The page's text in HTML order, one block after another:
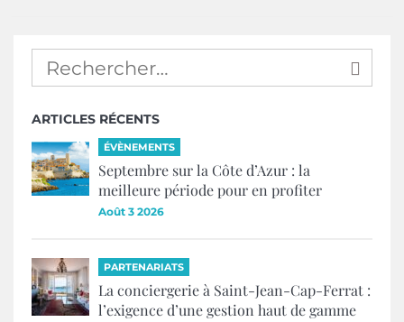
ARTICLES RÉCENTS
ÉVÈNEMENTS
Septembre sur la Côte d’Azur : la
meilleure période pour en profiter
Août 3 2026
PARTENARIATS
La conciergerie à Saint-Jean-Cap-Ferrat :
l’exigence d’une gestion haut de gamme